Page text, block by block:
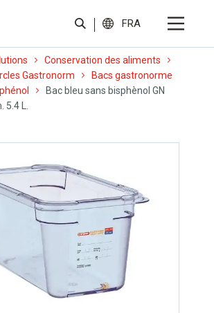
FRA
Conservation des aliments
Gastronorm
Bacs gastronorme
Bac bleu sans bisphènol GN
L.